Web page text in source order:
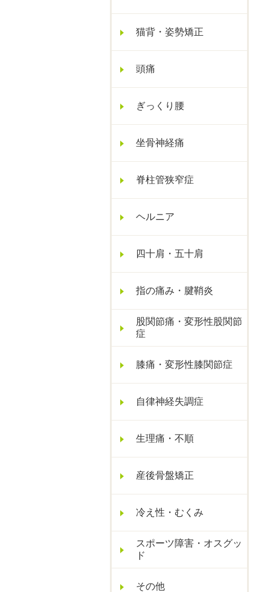
猫背・姿勢矯正
頭痛
ぎっくり腰
坐骨神経痛
脊柱管狭窄症
ヘルニア
四十肩・五十肩
指の痛み・腱鞘炎
股関節痛・変形性股関節
症
膝痛・変形性膝関節症
自律神経失調症
生理痛・不順
産後骨盤矯正
冷え性・むくみ
スポーツ障害・オスグッ
ド
その他